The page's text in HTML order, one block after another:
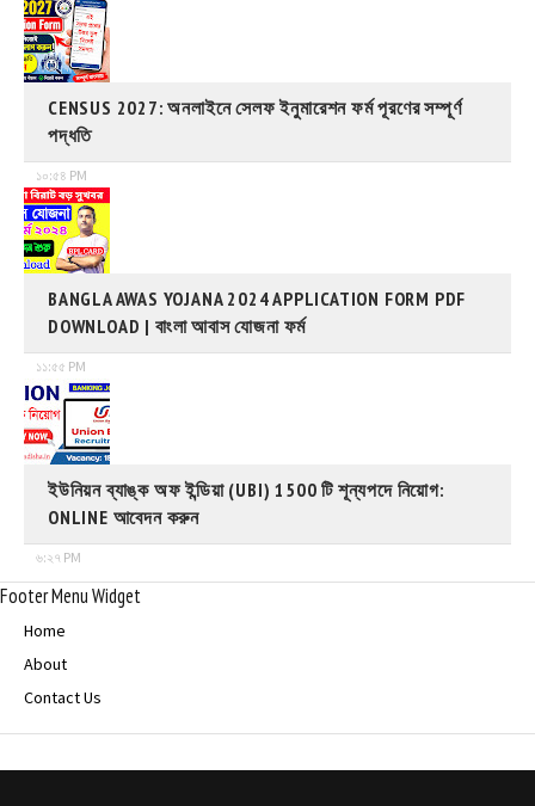
CENSUS 2027: অনলাইনে সেলফ ইনুমারেশন ফর্ম পূরণের সম্পূর্ণ
পদ্ধতি
১০:৫৪ PM
BANGLA AWAS YOJANA 2024 APPLICATION FORM PDF
DOWNLOAD | বাংলা আবাস যোজনা ফর্ম
১১:৫৫ PM
ইউনিয়ন ব্যাঙ্ক অফ ইন্ডিয়া (UBI) 1500 টি শূন্যপদে নিয়োগ:
ONLINE আবেদন করুন
৬:২৭ PM
Footer Menu Widget
Home
About
Contact Us